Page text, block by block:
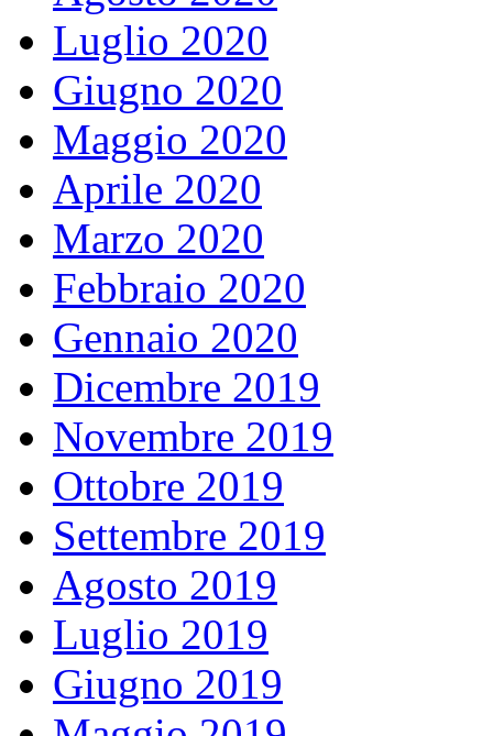
Luglio 2020
Giugno 2020
Maggio 2020
Aprile 2020
Marzo 2020
Febbraio 2020
Gennaio 2020
Dicembre 2019
Novembre 2019
Ottobre 2019
Settembre 2019
Agosto 2019
Luglio 2019
Giugno 2019